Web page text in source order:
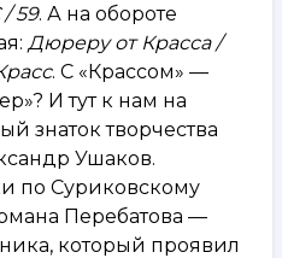
59. А на обороте
Дюреру от Красса /
. С «Крассом» —
И тут к нам на
знаток творчества
Ушаков.
по Суриковскому
Перебатова —
который проявил